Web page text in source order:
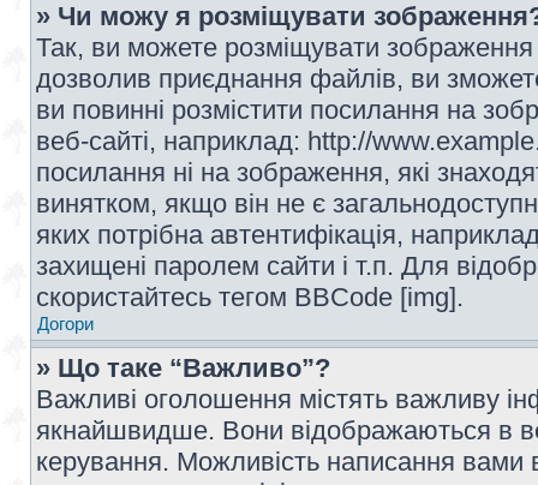
» Чи можу я розміщувати
Так, ви можете розміщувати
дозволив приєднання файлів, ви
ви повинні розмістити посилання на
веб-сайті, наприклад: http://
посилання ні на зображення, які
винятком, якщо він не є
яких потрібна автентифікація,
захищені паролем сайти і т.п. Для
скористайтесь тегом BBCode [img].
Догори
» Що таке “Важливо”?
Важливі оголошення містять важливу
якнайшвидше. Вони відображаються в
керування. Можливість написання